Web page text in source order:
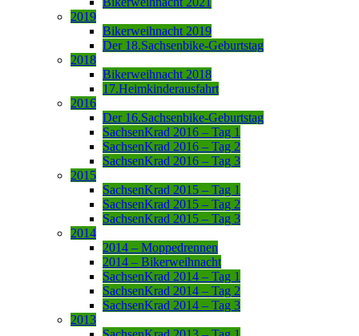
2019
Bikerweihnacht 2019
Der 18.Sachsenbike-Geburtstag
2018
Bikerweihnacht 2018
17.Heimkinderausfahrt
2016
Der 16.Sachsenbike-Geburtstag
SachsenKrad 2016 – Tag 1
SachsenKrad 2016 – Tag 2
SachsenKrad 2016 – Tag 3
2015
SachsenKrad 2015 – Tag 1
SachsenKrad 2015 – Tag 2
SachsenKrad 2015 – Tag 3
2014
2014 – Moppedrennen
2014 – Bikerweihnacht
SachsenKrad 2014 – Tag 1
SachsenKrad 2014 – Tag 2
SachsenKrad 2014 – Tag 3
2013